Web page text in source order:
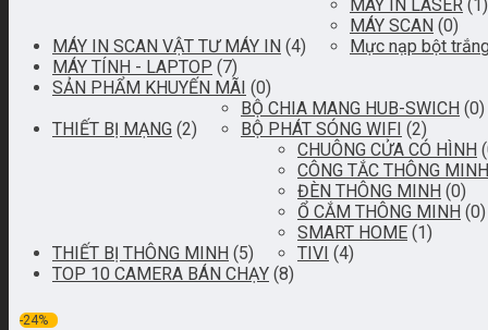
MÁY IN SCAN VẬT TƯ MÁY IN (4)
MÁY IN LASER (1)
MÁY SCAN (0)
Mực nạp bột
MÁY TÍNH - LAPTOP (7)
SẢN PHẨM KHUYẾN MÃI (0)
THIẾT BỊ MẠNG (2)
BỘ CHIA MANG HUB-SWICH (0)
BỘ PHÁT SÓNG WIFI (2)
THIẾT BỊ THÔNG MINH (5)
CHUÔNG CỬA CÓ HÌNH
CÔNG TẮC THÔNG MINH
ĐÈN THÔNG MINH (0)
Ổ CẮM THÔNG MINH (0)
SMART HOME (1)
TIVI (4)
TOP 10 CAMERA BÁN CHẠY (8)
-24%